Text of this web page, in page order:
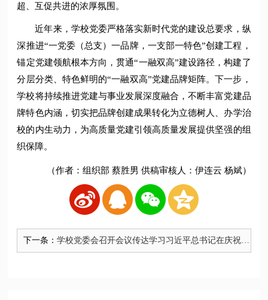
超、互促共进的浓厚氛围。
近年来，学校党委严格落实新时代党的建设总要求，纵
深推进“一党委（总支）一品牌，一支部一特色”创建工程，
锚定党建领航根本方向，贯通“一融双高”建设路径，构建了
分层分类、特色鲜明的“一融双高”党建品牌矩阵。下一步，
学校将持续推进党建与事业发展深度融合，不断丰富党建品
牌特色内涵，切实把品牌创建成果转化为立德树人、办学治
校的内生动力，为高质量党建引领高质量发展提供坚强的组
织保障。
（作者：组织部 蔡胜男 供稿审核人：伊连云 杨斌）
下一条：学校党委会召开会议传达学习习近平总书记在庆祝中
国共产党成立105周年大会上的重要讲话精神